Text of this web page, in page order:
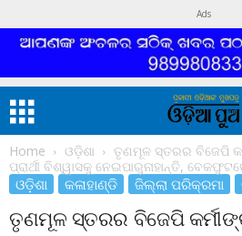
Ads
Home ଓଡ଼ିଶା
ତୃଣମୂଳ ସ୍ତରର ବିଜେପି
ପ୍ରାର୍ଥୀ ବିଶ୍ୱାସକୁ ନେଇପାରୁନାହାନ୍ତି,
ଓଡ଼ିଶା କଳାହାଣ୍ଡି ଜିଲ୍ଲା ପରିକ୍ରମା
ତୃଣମୂଳ ସ୍ତରର ବିଜେପି